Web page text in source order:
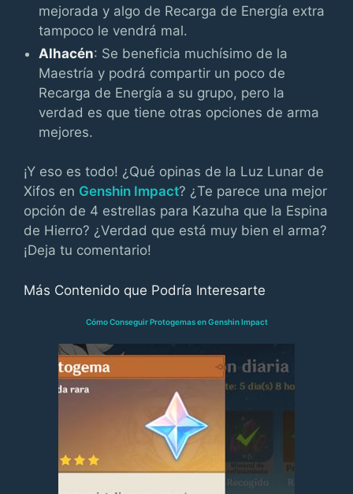
mejorada y algo de Recarga de Energía extra
tampoco le vendrá mal.
Alhacén: Se beneficia muchísimo de la
Maestría y podrá compartir un poco de
Recarga de Energía a su grupo, pero la
verdad es que tiene otras opciones de arma
mejores.
¡Y eso es todo! ¿Qué opinas de la Luz Lunar de
Xifos en Genshin Impact? ¿Te parece una mejor
opción de 4 estrellas para Kazuha que la Espina
de Hierro? ¿Verdad que está muy bien el arma?
¡Deja tu comentario!
Más Contenido que Podría Interesarte
Cómo Conseguir Protogemas en Genshin Impact